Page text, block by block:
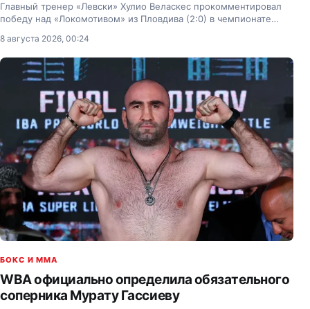
Главный тренер «Левски» Хулио Веласкес прокомментировал
победу над «Локомотивом» из Пловдива (2:0) в чемпионате
«Кайратом» в третьем отборочном раунде Лиги Чемпионов.
8 августа 2026, 00:24
БОКС И MMA
WBA официально определила обязательного
соперника Мурату Гассиеву